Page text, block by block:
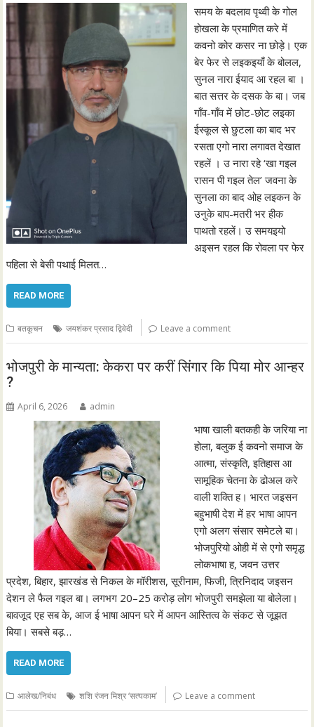
समय के बदलाव पृथ्वी के गोल
होखला के प्रमाणित करे में
कवनो कोर कसर ना छोड़े। एक
बेर फेर से लइकइयाँ के बोलल,
सुनल नारा ईयाद आ रहल बा ।
बात सत्तर के दसक के बा। जब
गाँव-गाँव में छोट-छोट लइका
ईस्कूल से छुटला का बाद भर
रसता एगो नारा लगावत देखात
रहलें । उ नारा रहे ‘खा गइल
रासन पी गइल तेल’ जवना के
सुनला का बाद ओह लइकन के
उनुके बाप-मतरी भर हीक
पाथतो रहलें। उ समयइयो
अइसन रहल कि रोवला पर फेर
पहिला से बेसी पथाई मिलत…
READ MORE
बतकूचन जयशंकर प्रसाद द्विवेदी Leave a comment
भोजपुरी के मान्यता: केकरा पर करीं सिंगार कि पिया मोर आन्हर
?
April 6, 2026 admin
भाषा खाली बतकही के जरिया ना
होला, बलुक ई कवनो समाज के
आत्मा, संस्कृति, इतिहास आ
सामूहिक चेतना के ढोअल करे
वाली शक्ति ह। भारत जइसन
बहुभाषी देश में हर भाषा आपन
एगो अलग संसार समेटले बा।
भोजपुरियो ओही में से एगो समृद्ध
लोकभाषा ह, जवन उत्तर
प्रदेश, बिहार, झारखंड से निकल के मॉरीशस, सूरीनाम, फिजी, त्रिनिदाद जइसन
देशन ले फैल गइल बा। लगभग 20–25 करोड़ लोग भोजपुरी समझेला या बोलेला।
बावजूद एह सब के, आज ई भाषा आपन घरे में आपन आस्तित्व के संकट से जूझत
बिया। सबसे बड़…
READ MORE
आलेख/निबंध शशि रंजन मिश्र ‘सत्यकाम’ Leave a comment